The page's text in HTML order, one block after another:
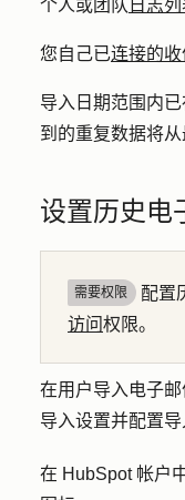
个人或团队 日志
您自己已连接的
导入日期范围内
到的重复数据将从
设置历史电
需要权限 配置
访问权限。
在用户导入电子
导入设置并配置导
在 HubSpot 帐户